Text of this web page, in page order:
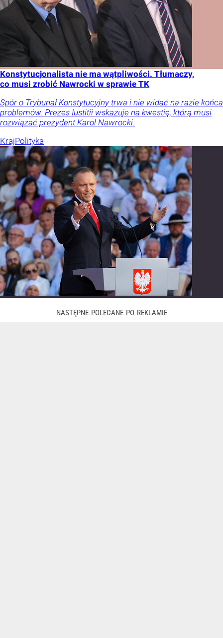
Konstytucjonalista nie ma wątpliwości. Tłumaczy,
co musi zrobić Nawrocki w sprawie TK
Spór o Trybunał Konstytucyjny trwa i nie widać na razie końca
problemów. Prezes Iustitii wskazuje na kwestię, którą musi
rozwiązać prezydent Karol Nawrocki.
KrajPolityka